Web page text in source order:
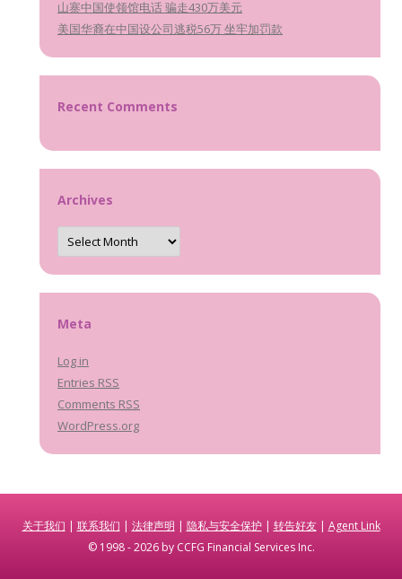
山寨中国使领馆电话 骗走430万美元
美国华裔在中国设公司逃税56万 坐牢加罚款
Recent Comments
Archives
Archives
Meta
Log in
Entries RSS
Comments RSS
WordPress.org
关于我们 | 联系我们 | 法律声明 | 隐私与安全保护| 转告好友| Agent Link
© 1998 - 2026 by CCFG Financial Services Inc.